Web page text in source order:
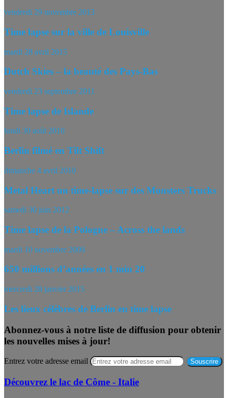
vendredi 29 novembre 2013
Time lapse sur la ville de Louisville
mardi 28 avril 2015
Dutch Skies – la beauté des Pays-Bas
vendredi 23 septembre 2011
Time lapse de Islande
lundi 30 août 2010
Berlin filmé en Tilt Shift
dimanche 4 avril 2010
Metal Heart un time-lapse sur des Monsters Trucks
samedi 30 juin 2012
Time lapse de la Pologne – Across the lands
mardi 10 novembre 2009
650 millions d’années en 1 min 20
mercredi 28 janvier 2015
Les lieux célèbres de Berlin en time lapse
Abonnez-vous à notre liste de diffusion pour obtenir
les nouvelles mises à jour!
Entrez votre adresse email
Découvrez le lac de Côme - Italie